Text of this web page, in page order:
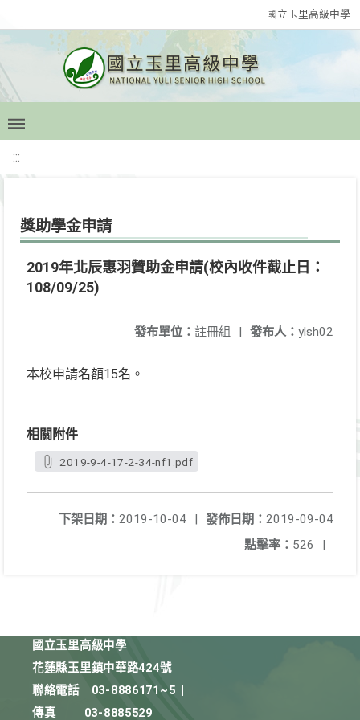
國立玉里高級中學
:::
獎助學金申請
2019年北辰惠羽贊助金申請(校內收件截止日：
108/09/25)
發布人： ylsh02
發布單位： 註冊組 |
本校申請名額15名。
相關附件
2019-9-4-17-2-34-nf1.pdf
發佈日期： 2019-09-04
下架日期： 2019-10-04
|
點擊率： 526 |
國立玉里高級中學
花蓮縣玉里鎮中華路424號
聯絡電話
03-8886171~5
傳真
03-8885529